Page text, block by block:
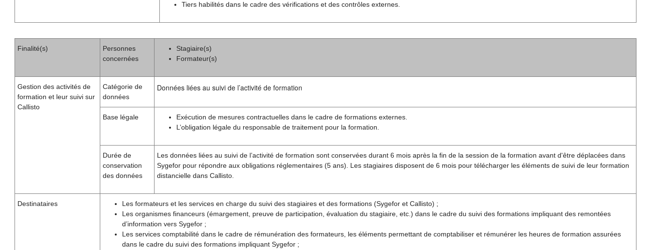
Tiers habilités dans le cadre des vérifications et des contrôles externes.
Finalité(s)
Personnes
concernées
Stagiaire(s)
Formateur(s)
Gestion des activités de
formation et leur suivi sur
Callisto
Catégorie de
données
Données liées au suivi de l’activité de formation
Base légale
Exécution de mesures contractuelles dans le cadre de formations externes.
L’obligation légale du responsable de traitement pour la formation.
Durée de
conservation
des données
Les données liées au suivi de l’activité de formation sont conservées durant 6 mois après la fin de la session de la formation avant d'être déplacées dans
Sygefor pour répondre aux obligations réglementaires (5 ans). Les stagiaires disposent de 6 mois pour télécharger les éléments de suivi de leur formation
distancielle dans Callisto.
Destinataires
Les formateurs et les services en charge du suivi des stagiaires et des formations (Sygefor et Callisto) ;
Les organismes financeurs (émargement, preuve de participation, évaluation du stagiaire, etc.) dans le cadre du suivi des formations impliquant des remontées
d’information vers Sygefor ;
Les services comptabilité dans le cadre de rémunération des formateurs, les éléments permettant de comptabiliser et rémunérer les heures de formation assurées
dans le cadre du suivi des formations impliquant Sygefor ;